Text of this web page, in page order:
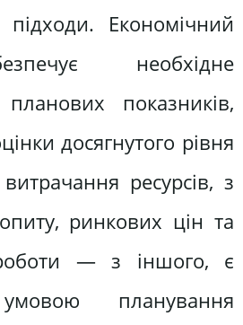
підходи. Економічний
необхідне
планових показників,
досягнутого рівня
ресурсів, з
ринкових цін та
роботи — з іншого, є
планування